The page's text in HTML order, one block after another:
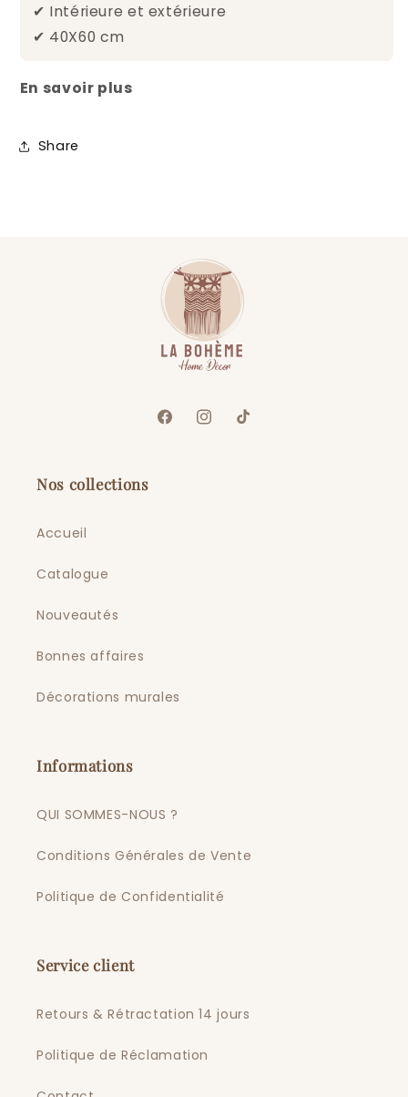
✔ Intérieure et extérieure
✔ 40X60 cm
En savoir plus
Share
FacebookInstagram
TikTok
Nos collections
Accueil
Catalogue
Nouveautés
Bonnes affaires
Décorations murales
Informations
QUI SOMMES-NOUS ?
Conditions Générales de Vente
Politique de Confidentialité
Service client
Retours & Rétractation 14 jours
Politique de Réclamation